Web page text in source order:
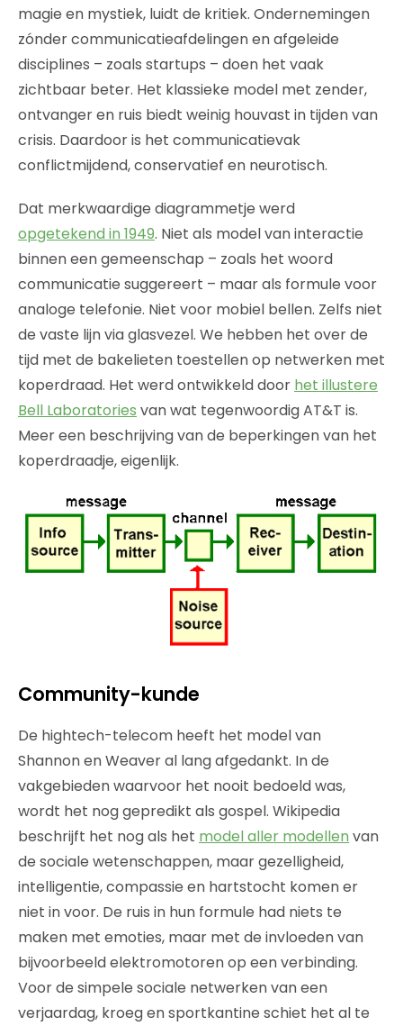
magie en mystiek, luidt de kritiek. Ondernemingen
zónder communicatieafdelingen en afgeleide
disciplines – zoals startups – doen het vaak
zichtbaar beter. Het klassieke model met zender,
ontvanger en ruis biedt weinig houvast in tijden van
crisis. Daardoor is het communicatievak
conflictmijdend, conservatief en neurotisch.
Dat merkwaardige diagrammetje werd
opgetekend in 1949. Niet als model van interactie
binnen een gemeenschap – zoals het woord
communicatie suggereert – maar als formule voor
analoge telefonie. Niet voor mobiel bellen. Zelfs niet
de vaste lijn via glasvezel. We hebben het over de
tijd met de bakelieten toestellen op netwerken met
koperdraad. Het werd ontwikkeld door het illustere
Bell Laboratories van wat tegenwoordig AT&T is.
Meer een beschrijving van de beperkingen van het
koperdraadje, eigenlijk.
Community-kunde
De hightech-telecom heeft het model van
Shannon en Weaver al lang afgedankt. In de
vakgebieden waarvoor het nooit bedoeld was,
wordt het nog gepredikt als gospel. Wikipedia
beschrijft het nog als het model aller modellen van
de sociale wetenschappen, maar gezelligheid,
intelligentie, compassie en hartstocht komen er
niet in voor. De ruis in hun formule had niets te
maken met emoties, maar met de invloeden van
bijvoorbeeld elektromotoren op een verbinding.
Voor de simpele sociale netwerken van een
verjaardag, kroeg en sportkantine schiet het al te